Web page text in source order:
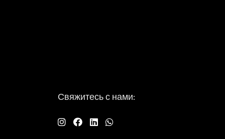
Свяжитесь с нами: